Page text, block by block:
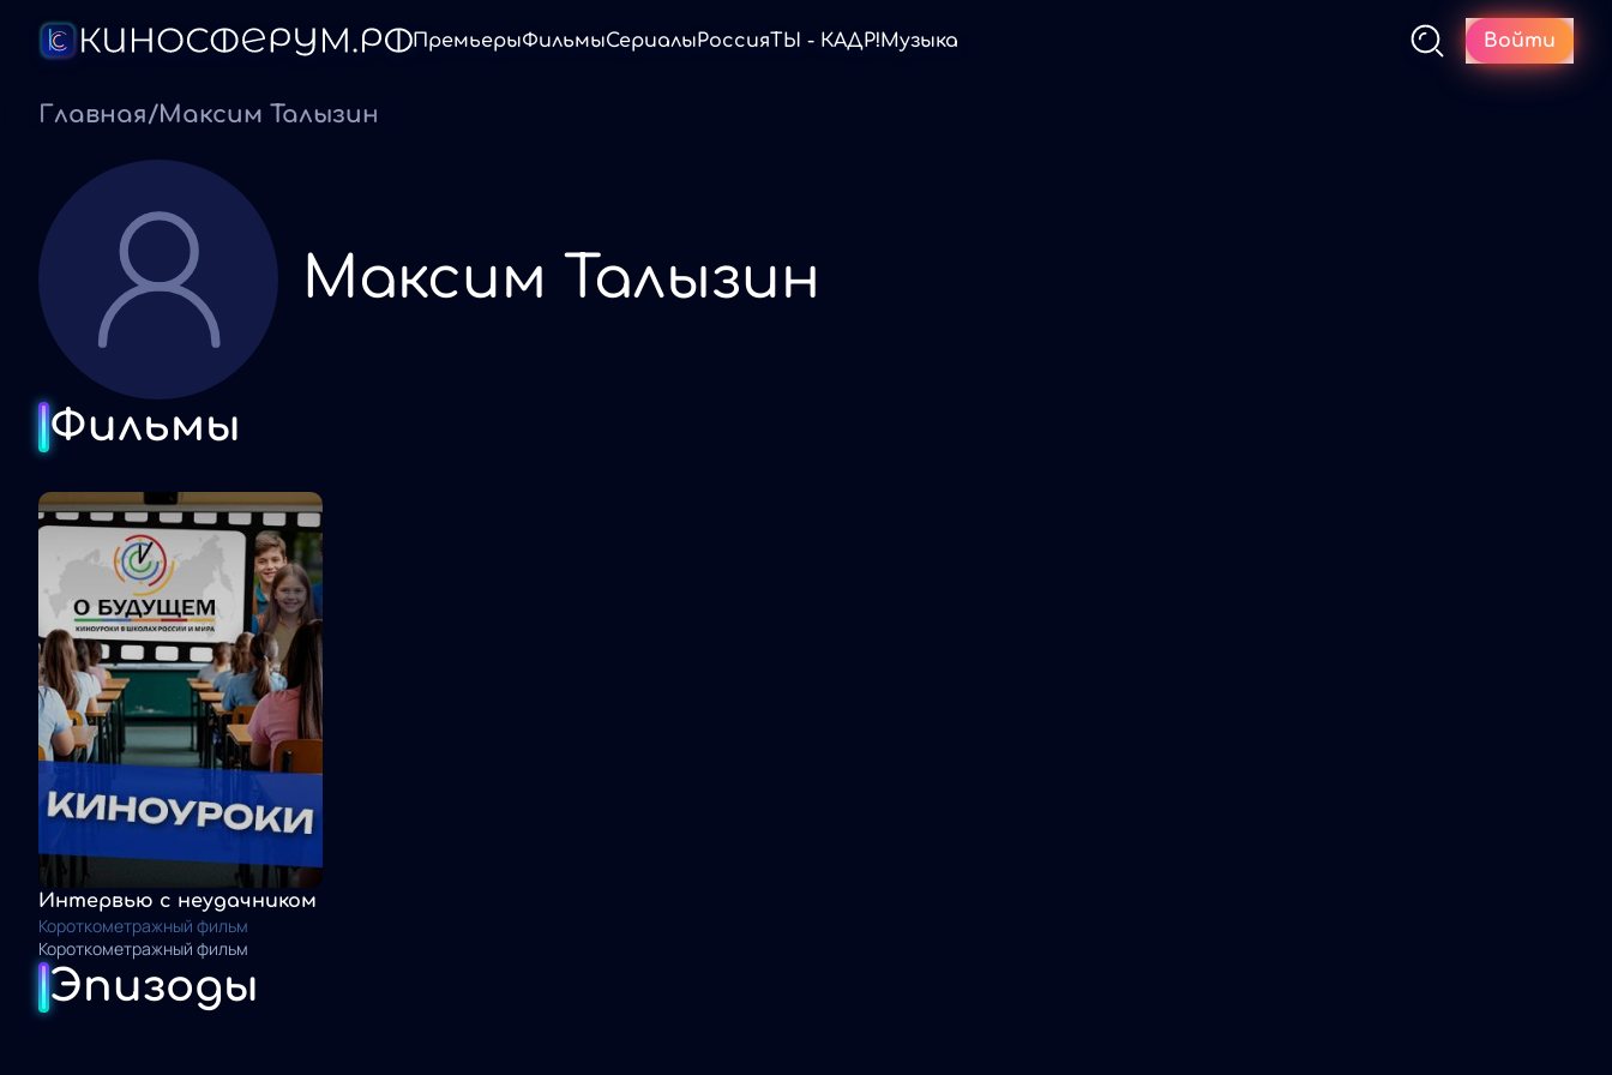
ПремьерыФильмыСериалыРоссияТЫ - КАДР!Музыка Войти
Главная/Максим Талызин
Максим Талызин
Фильмы
Интервью с неудачником
Короткометражный фильм
Короткометражный фильм
Эпизоды